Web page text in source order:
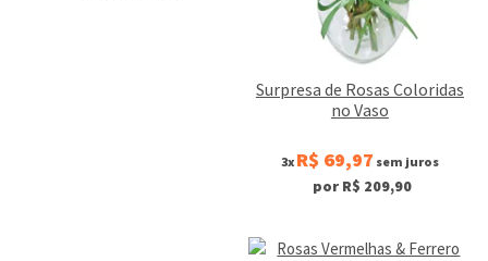
Surpresa de Rosas Coloridas
no Vaso
3x R$ 69,97 sem juros
por R$ 209,90